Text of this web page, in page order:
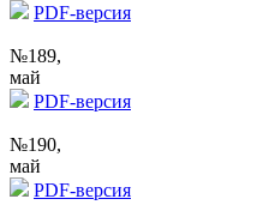
PDF-версия
№189,
май
PDF-версия
№190,
май
PDF-версия